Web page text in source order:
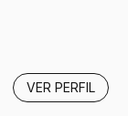
VER PERFIL